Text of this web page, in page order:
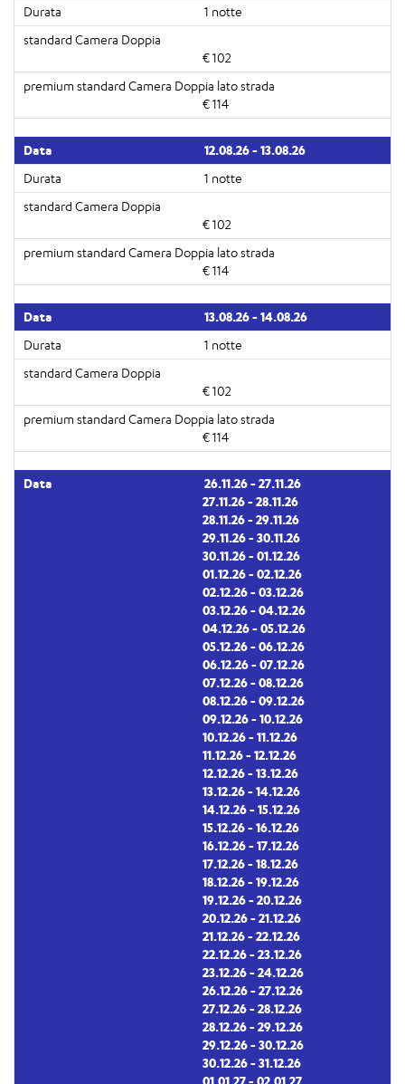
1 notte
€ 102
€ 114
12.08.26 - 13.08.26
1 notte
€ 102
€ 114
13.08.26 - 14.08.26
1 notte
€ 102
€ 114
26.11.26 - 27.11.26
27.11.26 - 28.11.26
28.11.26 - 29.11.26
29.11.26 - 30.11.26
30.11.26 - 01.12.26
01.12.26 - 02.12.26
02.12.26 - 03.12.26
03.12.26 - 04.12.26
04.12.26 - 05.12.26
05.12.26 - 06.12.26
06.12.26 - 07.12.26
07.12.26 - 08.12.26
08.12.26 - 09.12.26
09.12.26 - 10.12.26
10.12.26 - 11.12.26
11.12.26 - 12.12.26
12.12.26 - 13.12.26
13.12.26 - 14.12.26
14.12.26 - 15.12.26
15.12.26 - 16.12.26
16.12.26 - 17.12.26
17.12.26 - 18.12.26
18.12.26 - 19.12.26
19.12.26 - 20.12.26
20.12.26 - 21.12.26
21.12.26 - 22.12.26
22.12.26 - 23.12.26
23.12.26 - 24.12.26
26.12.26 - 27.12.26
27.12.26 - 28.12.26
28.12.26 - 29.12.26
29.12.26 - 30.12.26
30.12.26 - 31.12.26